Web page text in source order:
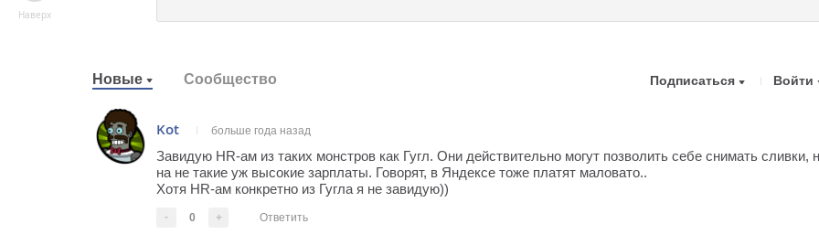
Новые Сообщество Подписаться Войти
Kot больше года назад
Завидую HR-ам из таких монстров как Гугл. Они действительно могут позволить себе снимать сливки,
на не такие уж высокие зарплаты. Говорят, в Яндексе тоже платят маловато..
Хотя HR-ам конкретно из Гугла я не завидую))
- 0 + Ответить
Наверх